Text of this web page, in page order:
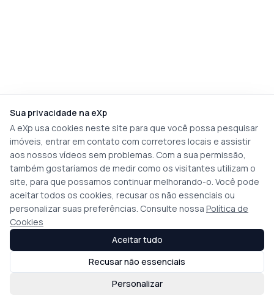
Sua privacidade na eXp
A eXp usa cookies neste site para que você possa pesquisar
imóveis, entrar em contato com corretores locais e assistir
aos nossos vídeos sem problemas. Com a sua permissão,
também gostaríamos de medir como os visitantes utilizam o
site, para que possamos continuar melhorando-o. Você pode
aceitar todos os cookies, recusar os não essenciais ou
personalizar suas preferências. Consulte nossa Política de
Cookies
Personalizar
Recusar não essenciais
Aceitar tudo